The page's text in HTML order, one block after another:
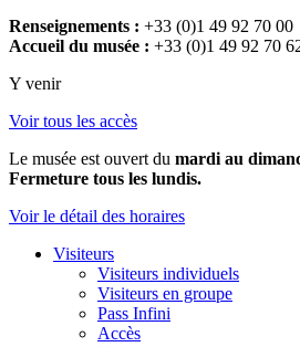
Renseignements : +33 (0)1 49 92 70 00
Accueil du musée : +33 (0)1 49 92 70
Y venir
Voir tous les accès
Le musée est ouvert du mardi au
Fermeture tous les lundis.
Voir le détail des horaires
Visiteurs
Visiteurs individuels
Visiteurs en groupe
Pass Infini
Accès